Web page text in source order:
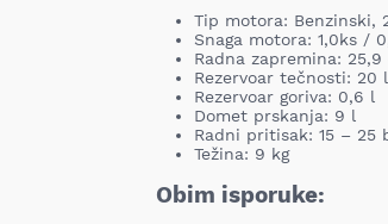
Tip motora: Benzinski,
Snaga motora: 1,0ks /
Radna zapremina: 25,9
Rezervoar tečnosti: 20 l
Rezervoar goriva: 0,6 l
Domet prskanja: 9 l
Radni pritisak: 15 – 25
Težina: 9 kg
Obim isporuke: